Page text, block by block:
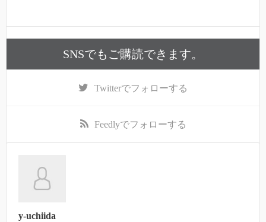
SNSでもご購読できます。
Twitterでフォローする
Feedlyでフォローする
y-uchiida